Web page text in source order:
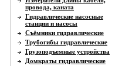
провода, каната
Гидравлические насосные
станции и насосы
Съёмники гидравлические
Трубогибы гидравлические
Грузоподъемные устройства
Домкраты гидравлические